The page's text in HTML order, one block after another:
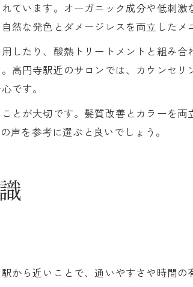
ています。オーガニック成分や低刺激
な発色とダメージレスを両立したメ
したり、酸熱トリートメントと組み合
高円寺駅近のサロンでは、カウンセリ
です。
とが大切です。髪質改善とカラーを両
声を参考に選ぶと良いでしょう。
から近いことで、通いやすさや時間の